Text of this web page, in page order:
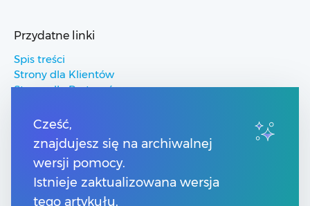
Przydatne linki
Spis treści
Strony dla Klientów
Strony dla Partnerów
Pomoc Comarch Betterfly
Pomoc Comarch e-Sklep
Pomoc Comarch HRM
Kontakt
Cześć,
znajdujesz się na archiwalnej
wersji pomocy.
Istnieje zaktualizowana wersja
tego artykułu.